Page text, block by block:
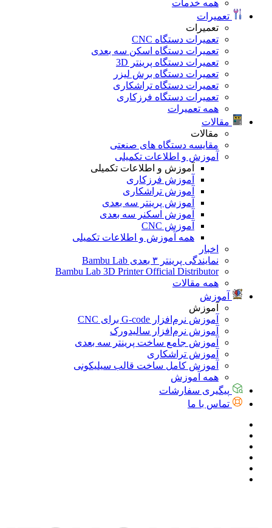
همه خدمات
تعمیرات
تعمیرات
تعمیرات دستگاه CNC
تعمیرات دستگاه اسکن سه بعدی
تعمیرات دستگاه پرینتر 3D
تعمیرات دستگاه برش لیزر
تعمیرات دستگاه تراشکاری
تعمیرات دستگاه فرزکاری
همه تعمیرات
مقالات
مقالات
مقایسه دستگاه های صنعتی
آموزش و اطلاعات تکمیلی
آموزش و اطلاعات تکمیلی
آموزش فرزکاری
آموزش تراشکاری
آموزش پرینتر سه بعدی
آموزش اسکنر سه بعدی
آموزش CNC
همه آموزش و اطلاعات تکمیلی
اخبار
نمایندگی پرینتر ۳ بعدی Bambu Lab
Bambu Lab 3D Printer Official Distributor
همه مقالات
آموزش
آموزش
آموزش نرم‌افزار G-code برای CNC
آموزش نرم‌افزار سالیدورک
آموزش جامع ساخت پرینتر سه بعدی
آموزش تراشکاری
آموزش کامل ساخت قالب سیلیکونی
همه آموزش
پیگیری سفارشات
تماس با ما